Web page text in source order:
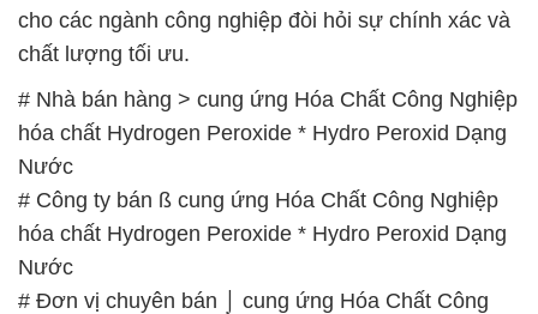
cho các ngành công nghiệp đòi hỏi sự chính xác và
chất lượng tối ưu.
# Nhà bán hàng > cung ứng Hóa Chất Công Nghiệp
hóa chất Hydrogen Peroxide * Hydro Peroxid Dạng
Nước
# Công ty bán ß cung ứng Hóa Chất Công Nghiệp
hóa chất Hydrogen Peroxide * Hydro Peroxid Dạng
Nước
# Đơn vị chuyên bán ⌡ cung ứng Hóa Chất Công